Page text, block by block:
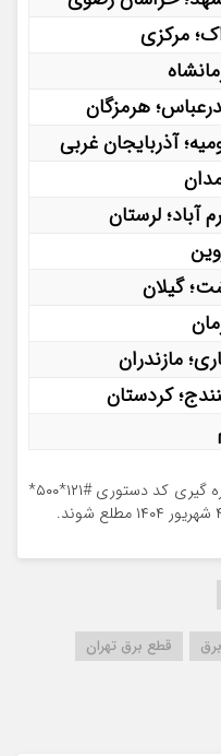
مرکزی
هرمزگان
آذربایجان غربی
آباد؛ لرستان
گیلان
مازندران
کردستان
شهروندان تهرانی میتوانند از طریق شماره گیری کد دستوری #۱۲۱*۵۰۰*
قطع برق تهران